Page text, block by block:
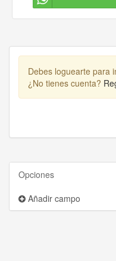
Debes loguearte para
¿No tienes cuenta?
Opciones
Añadir campo